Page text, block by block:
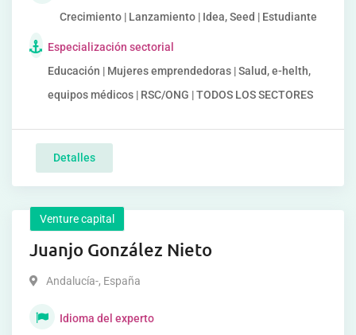
Crecimiento | Lanzamiento | Idea, Seed | Estudiante
Especialización sectorial
Educación | Mujeres emprendedoras | Salud, e-helth,
equipos médicos | RSC/ONG | TODOS LOS SECTORES
Detalles
Venture capital
Juanjo González Nieto
Andalucía-, España
Idioma del experto